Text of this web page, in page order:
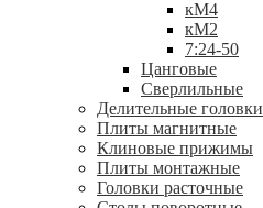
кМ4
кМ2
7:24-50
Цанговые
Сверлильные
Делительные головки
Плиты магнитные
Клиновые прижимы
Плиты монтажные
Головки расточные